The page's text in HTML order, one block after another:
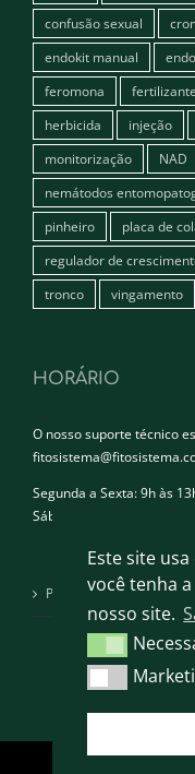
Este site
você tenha
nosso site.
Necessário
Marketing
confusão sexual
endokit manual
feromona
fertilizante
herbicida
injeção
monitorização
NAD
nemátodos
pinheiro
placa de
regulador de
tronco
vingamento
HORÁRIO
O nosso suporte técnico
Segunda a Sexta: 9h às
Sábado e Domingo:
Política de privacidade